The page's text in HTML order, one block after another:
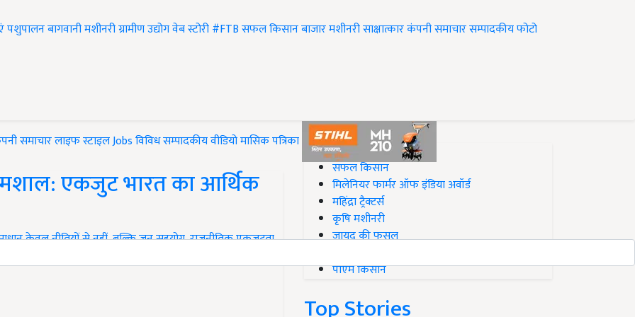
पशुपालनबागवानीमशीनरीग्रामीण उद्योगवेब स्टोरी#FTBसफल किसानबाजारमशीनरीसाक्षात्कारकंपनी समाचारसम्पादकीयफोटो
समाचारलाइफ स्टाइलJobsविविधसम्पादकीयवीडियोमासिक पत्रिका
एकजुट भारत का आर्थिक
केवल नीतियों से नहीं, बल्कि जन सहयोग, राजनीतिक एकजुटता
#Top on Krishi Jagran
सफल किसान
मिलेनियर फार्मर ऑफ इंडिया अवॉर्ड
महिंद्रा ट्रैक्टर्स
कृषि मशीनरी
जायद की फसल
पीएम किसान
Top Stories